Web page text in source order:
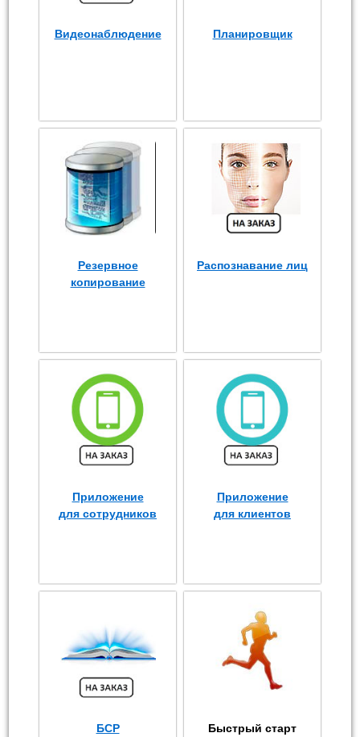
Видеонаблюдение Планировщик
Резервное
копирование
Распознавание лиц
Приложение
для сотрудников
Приложение
для клиентов
БСР Быстрый старт